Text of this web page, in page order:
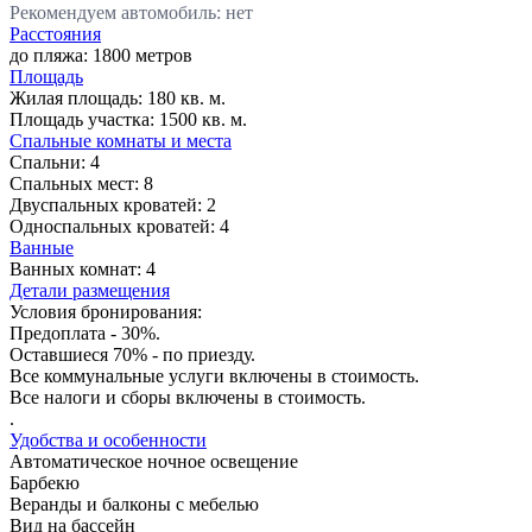
Рекомендуем автомобиль: нет
Расстояния
до пляжа: 1800 метров
Площадь
Жилая площадь: 180 кв. м.
Площадь участка: 1500 кв. м.
Спальные комнаты и места
Спальни: 4
Спальных мест: 8
Двуспальных кроватей: 2
Односпальных кроватей: 4
Ванные
Ванных комнат: 4
Детали размещения
Условия бронирования:
Предоплата - 30%.
Оставшиеся 70% - по приезду.
Все коммунальные услуги включены в стоимость.
Все налоги и сборы включены в стоимость.
.
Удобства и особенности
Автоматическое ночное освещение
Барбекю
Веранды и балконы с мебелью
Вид на бассейн